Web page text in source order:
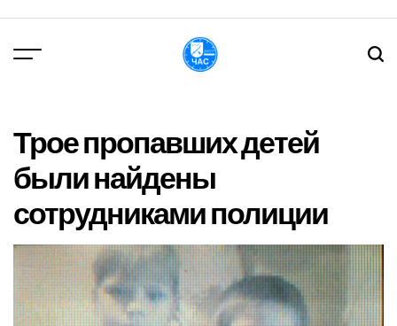
вмісту
Трое пропавших детей
были найдены
сотрудниками полиции